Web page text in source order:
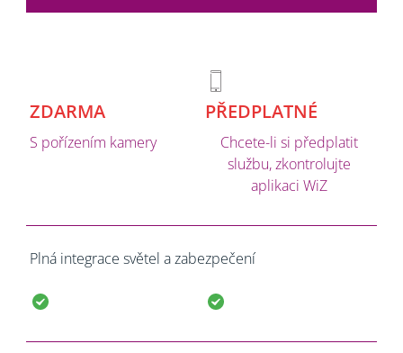
ZDARMA
S pořízením kamery
PŘEDPLATNÉ
Chcete-li si předplatit
službu, zkontrolujte
aplikaci WiZ
Plná integrace světel a zabezpečení